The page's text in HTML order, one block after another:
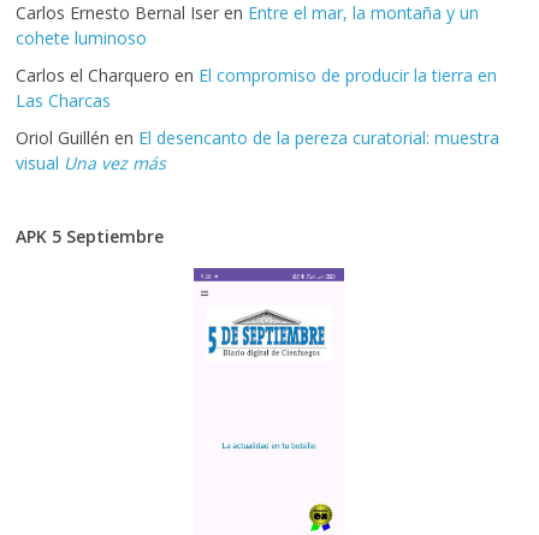
Carlos Ernesto Bernal Iser en Entre el mar, la montaña y un
cohete luminoso
Carlos el Charquero en El compromiso de producir la tierra en
Las Charcas
Oriol Guillén en El desencanto de la pereza curatorial: muestra
visual Una vez más
APK 5 Septiembre